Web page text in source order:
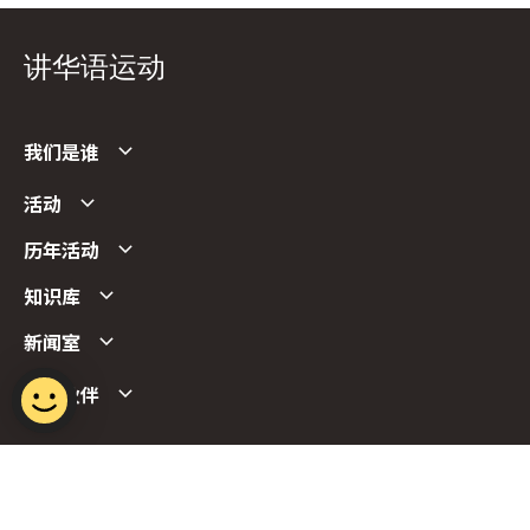
讲华语运动
我们是谁
活动
历年活动
知识库
新闻室
合作伙伴